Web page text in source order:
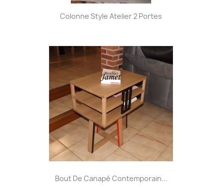
Colonne Style Atelier 2 Portes
Bout De Canapé Contemporain...